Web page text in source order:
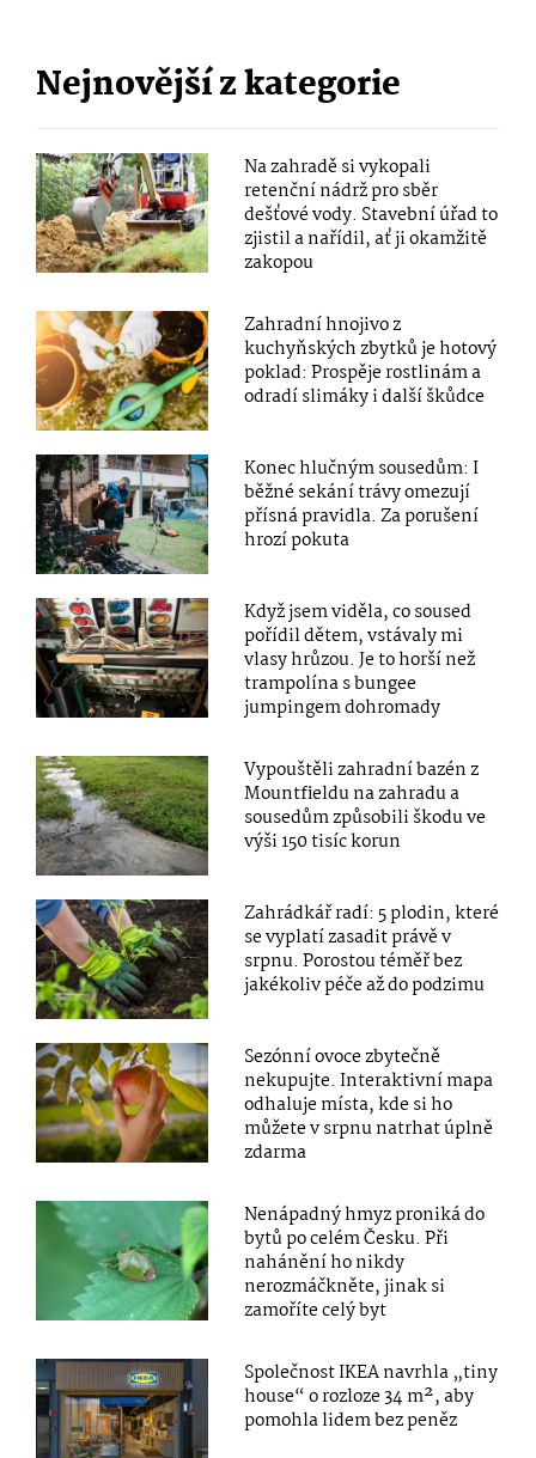
Nejnovější z kategorie
Na zahradě si vykopali
retenční nádrž pro sběr
dešťové vody. Stavební úřad to
zjistil a nařídil, ať ji okamžitě
zakopou
Zahradní hnojivo z
kuchyňských zbytků je hotový
poklad: Prospěje rostlinám a
odradí slimáky i další škůdce
Konec hlučným sousedům: I
běžné sekání trávy omezují
přísná pravidla. Za porušení
hrozí pokuta
Když jsem viděla, co soused
pořídil dětem, vstávaly mi
vlasy hrůzou. Je to horší než
trampolína s bungee
jumpingem dohromady
Vypouštěli zahradní bazén z
Mountfieldu na zahradu a
sousedům způsobili škodu ve
výši 150 tisíc korun
Zahrádkář radí: 5 plodin, které
se vyplatí zasadit právě v
srpnu. Porostou téměř bez
jakékoliv péče až do podzimu
Sezónní ovoce zbytečně
nekupujte. Interaktivní mapa
odhaluje místa, kde si ho
můžete v srpnu natrhat úplně
zdarma
Nenápadný hmyz proniká do
bytů po celém Česku. Při
nahánění ho nikdy
nerozmáčkněte, jinak si
zamoříte celý byt
Společnost IKEA navrhla „tiny
house“ o rozloze 34 m², aby
pomohla lidem bez peněz